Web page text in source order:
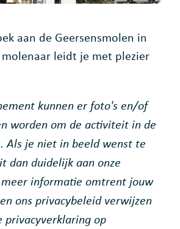
aan de Geersensmolen in
molenaar leidt je met plezier
kunnen er foto's en/of
worden om de activiteit in de
Als je niet in beeld wenst te
dan duidelijk aan onze
informatie omtrent jouw
ons privacybeleid verwijzen
privacyverklaring op